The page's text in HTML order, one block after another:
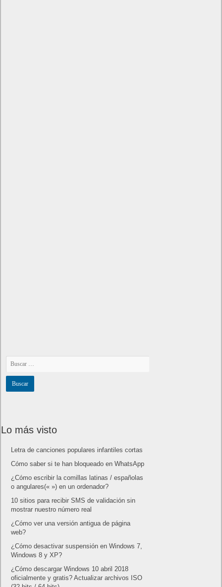
Lo más visto
Letra de canciones populares infantiles cortas
Cómo saber si te han bloqueado en WhatsApp
o angulares(« ») en un ordenador?
10 sitios para recibir SMS de validación sin